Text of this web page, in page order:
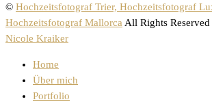
© Hochzeitsfotograf Trier, Hochzeitsfotograf
Hochzeitsfotograf Mallorca All Rights
Nicole Kraiker
Home
Über mich
Portfolio